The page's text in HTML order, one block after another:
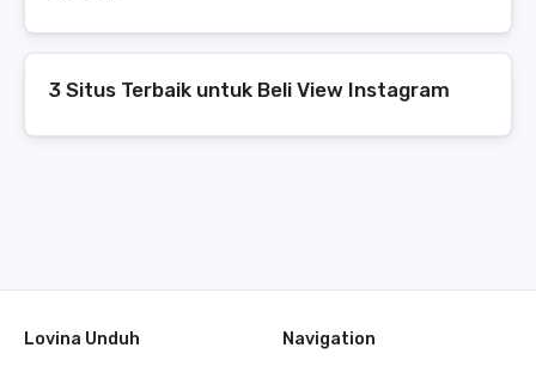
3 Situs Terbaik untuk Beli View Instagram
Lovina Unduh Navigation